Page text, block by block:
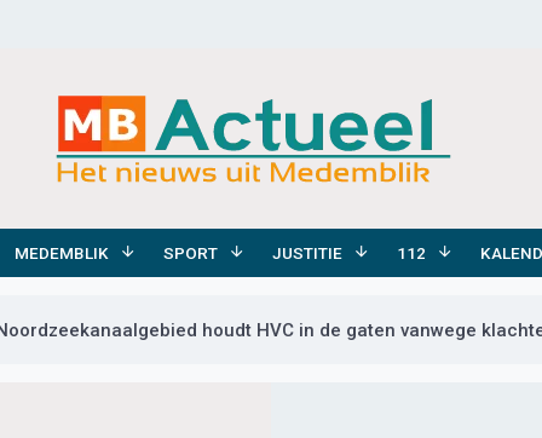
MEDEMBLIK SPORT JUSTITIE 112
houdt HVC in de gaten vanwege